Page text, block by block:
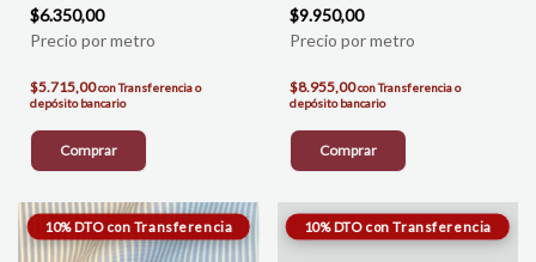
$6.350,00
$5.715,00conTransferencia o
depósito bancario
Comprar
$9.950,00
$8.955,00conTransferencia o
depósito bancario
Comprar